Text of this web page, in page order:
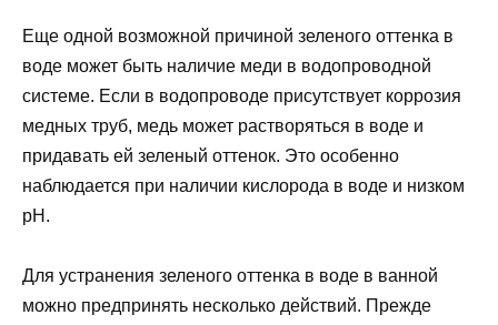
Еще одной возможной причиной зеленого оттенка в
воде может быть наличие меди в водопроводной
системе. Если в водопроводе присутствует коррозия
медных труб, медь может растворяться в воде и
придавать ей зеленый оттенок. Это особенно
наблюдается при наличии кислорода в воде и низком
pH.
Для устранения зеленого оттенка в воде в ванной
можно предпринять несколько действий. Прежде